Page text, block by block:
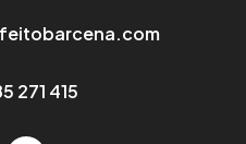
271 415